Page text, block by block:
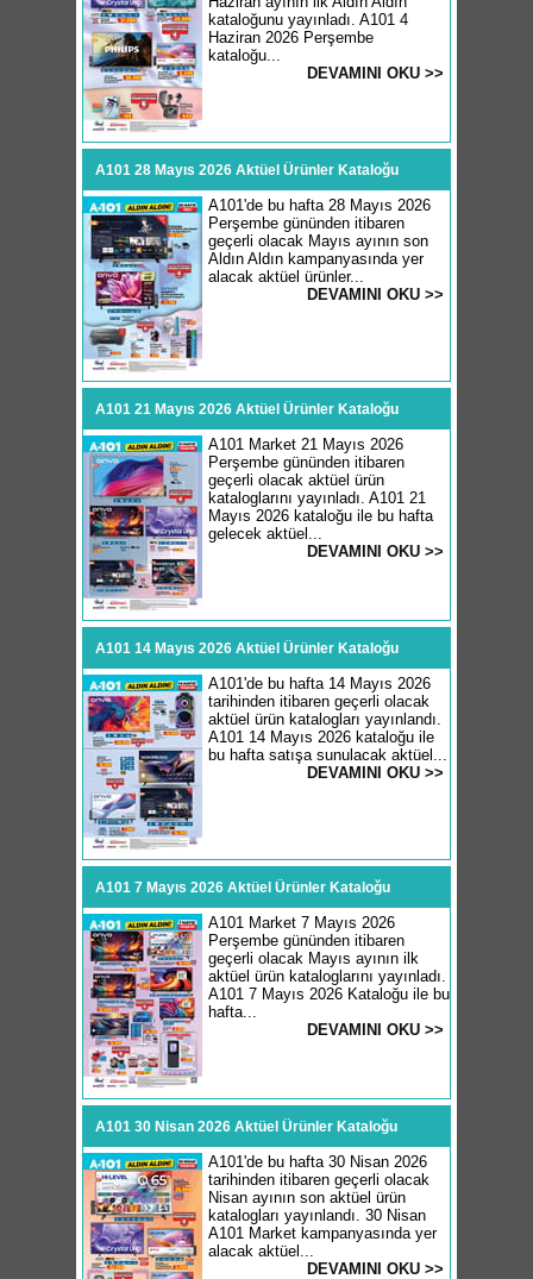
kataloğunu yayınladı. A101 4
Haziran 2026 Perşembe
kataloğu...
DEVAMINI OKU >>
A101 28 Mayıs 2026 Aktüel Ürünler Kataloğu
A101'de bu hafta 28 Mayıs 2026
Perşembe gününden itibaren
geçerli olacak Mayıs ayının son
Aldın Aldın kampanyasında yer
alacak aktüel ürünler...
DEVAMINI OKU >>
A101 21 Mayıs 2026 Aktüel Ürünler Kataloğu
A101 Market 21 Mayıs 2026
Perşembe gününden itibaren
geçerli olacak aktüel ürün
kataloglarını yayınladı. A101 21
Mayıs 2026 kataloğu ile bu hafta
gelecek aktüel...
DEVAMINI OKU >>
A101 14 Mayıs 2026 Aktüel Ürünler Kataloğu
A101'de bu hafta 14 Mayıs 2026
tarihinden itibaren geçerli olacak
aktüel ürün katalogları yayınlandı.
A101 14 Mayıs 2026 kataloğu ile
bu hafta satışa sunulacak aktüel...
DEVAMINI OKU >>
A101 7 Mayıs 2026 Aktüel Ürünler Kataloğu
A101 Market 7 Mayıs 2026
Perşembe gününden itibaren
geçerli olacak Mayıs ayının ilk
aktüel ürün kataloglarını yayınladı.
A101 7 Mayıs 2026 Kataloğu ile bu
hafta...
DEVAMINI OKU >>
A101 30 Nisan 2026 Aktüel Ürünler Kataloğu
A101'de bu hafta 30 Nisan 2026
tarihinden itibaren geçerli olacak
Nisan ayının son aktüel ürün
katalogları yayınlandı. 30 Nisan
A101 Market kampanyasında yer
alacak aktüel...
DEVAMINI OKU >>